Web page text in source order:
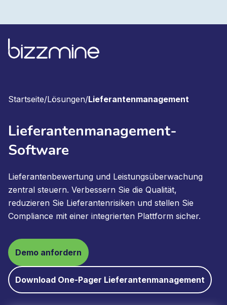
Startseite/Lösungen/Lieferantenmanagement
Lieferantenmanagement-
Software
Lieferantenbewertung und Leistungsüberwachung
zentral steuern. Verbessern Sie die Qualität,
reduzieren Sie Lieferantenrisiken und stellen Sie
Compliance mit einer integrierten Plattform sicher.
Demo anfordern
Download One-Pager Lieferantenmanagement